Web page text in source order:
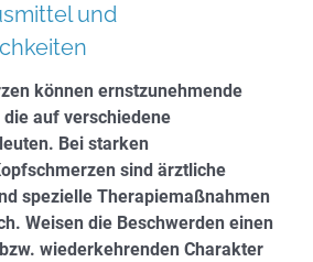
und
können ernstzunehmende
auf verschiedene
Bei starken
sind ärztliche
spezielle Therapiemaßnahmen
Weisen die Beschwerden einen
wiederkehrenden Charakter